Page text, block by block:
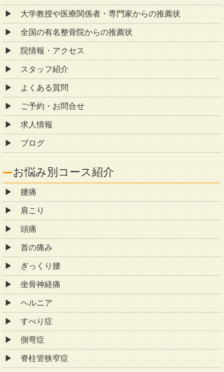
大学教授や医療関係者・専門家からの推薦状
全国の有名整骨院からの推薦状
院情報・アクセス
スタッフ紹介
よくある質問
ご予約・お問合せ
求人情報
ブログ
お悩み別コース紹介
腰痛
肩こり
頭痛
首の痛み
ぎっくり腰
坐骨神経痛
ヘルニア
すべり症
側弯症
脊柱管狭窄症